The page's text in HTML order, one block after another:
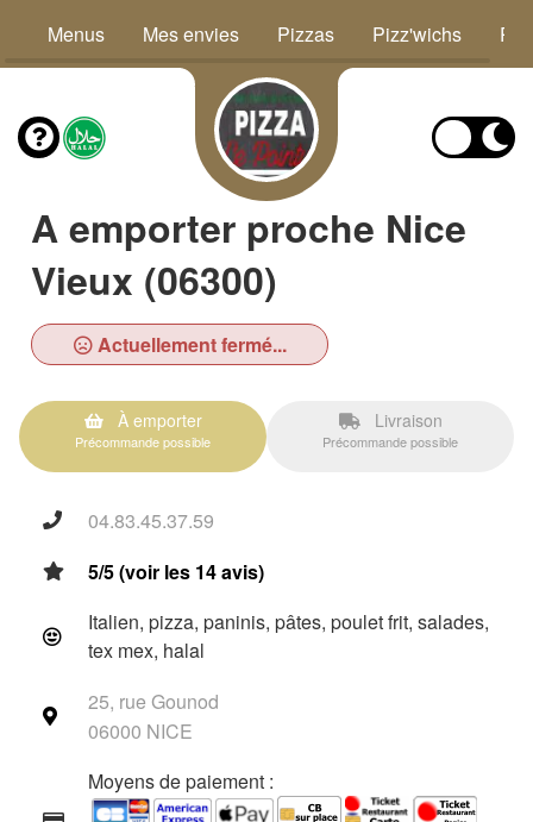
Menus Mes envies Pizzas Pizz'wichs
A emporter proche Nice
Vieux (06300)
Actuellement fermé...
À emporter
Précommande possible
Livraison
Précommande possible
04.83.45.37.59
5/5 (voir les 14 avis)
Italien, pizza, paninis, pâtes, poulet frit, salades,
tex mex, halal
25, rue Gounod
06000 NICE
Moyens de paiement :